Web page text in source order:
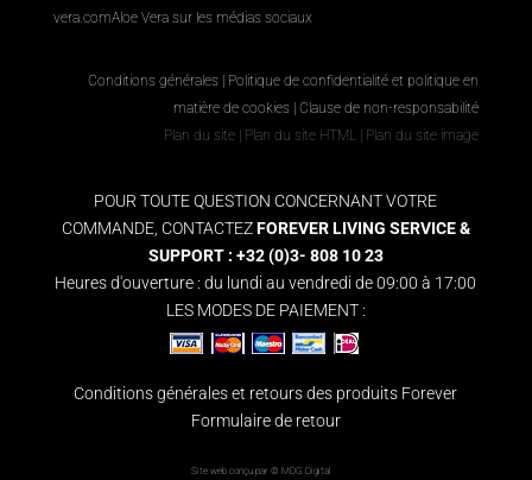
vera.comAloe Vera sur les médias sociaux
Conditions générales | Politique de confidentialité et politique en
matière de cookies |Clause de non-responsabilité
Plan du site | Plan du site HTML | Plan du site image
POUR TOUTE QUESTION CONCERNANT VOTRE
COMMANDE, CONTACTEZFOREVER LIVING SERVICE &
SUPPORT : +32 (0)3- 808 10 23
Heures d'ouverture : du lundi au vendredi de 09:00 à 17:00
LES MODES DE PAIEMENT :
Conditions générales et retours des produits Forever
Formulaire de retour
Site web conçu par © MDG Digital